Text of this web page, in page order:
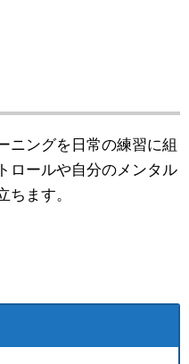
ニングを日常の練習に組
ロールや自分のメンタル
ちます。